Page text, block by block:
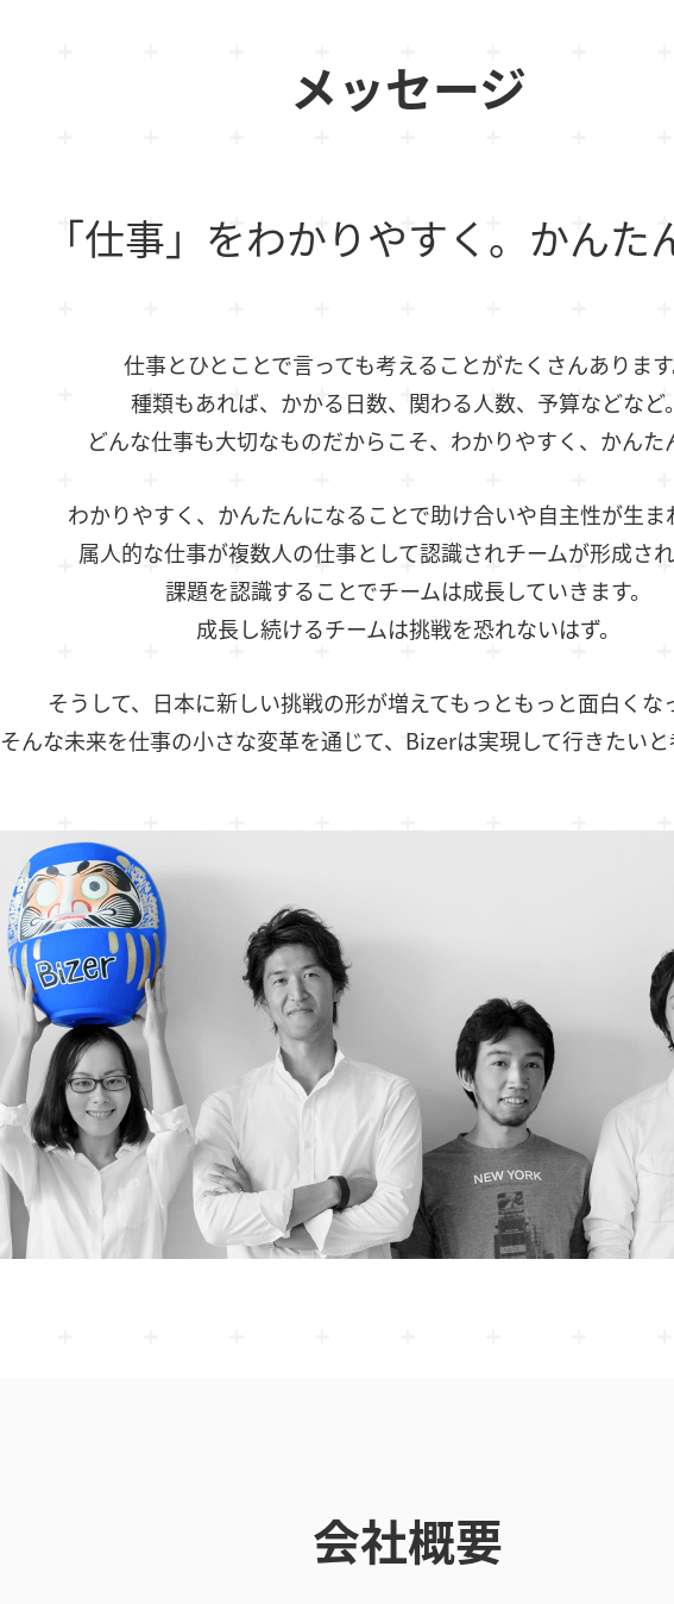
メッセージ
「仕事」をわかりやすく。かんた
仕事とひとことで言っても考えることがたくさんありま
種類もあれば、かかる日数、関わる人数、予算などなど
どんな仕事も大切なものだからこそ、わかりやすく、かんた
わかりやすく、かんたんになることで助け合いや自主性が生ま
属人的な仕事が複数人の仕事として認識されチームが形成さ
課題を認識することでチームは成長していきます。
成長し続けるチームは挑戦を恐れないはず。
そうして、日本に新しい挑戦の形が増えてもっともっと面白くな
そんな未来を仕事の小さな変革を通じて、Bizerは実現して行きたい
会社概要